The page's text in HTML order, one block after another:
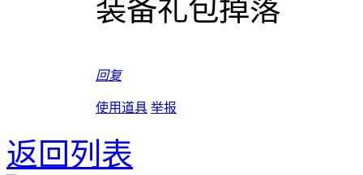
装备礼包掉落
回复
使用道具 举报
返回列表